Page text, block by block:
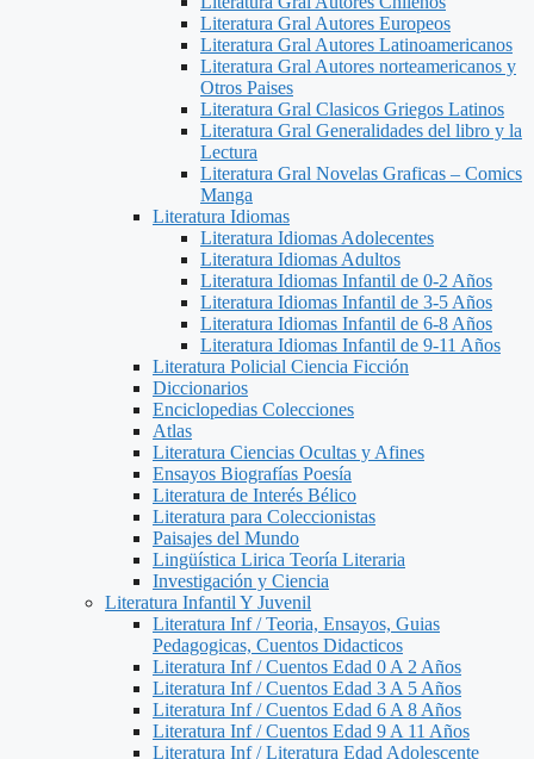
Literatura Gral Autores Europeos
Literatura Gral Autores Latinoamericanos
Literatura Gral Autores norteamericanos y
Otros Paises
Literatura Gral Clasicos Griegos Latinos
Literatura Gral Generalidades del libro y la
Lectura
Literatura Gral Novelas Graficas – Comics
Manga
Literatura Idiomas
Literatura Idiomas Adolecentes
Literatura Idiomas Adultos
Literatura Idiomas Infantil de 0-2 Años
Literatura Idiomas Infantil de 3-5 Años
Literatura Idiomas Infantil de 6-8 Años
Literatura Idiomas Infantil de 9-11 Años
Literatura Policial Ciencia Ficción
Diccionarios
Enciclopedias Colecciones
Atlas
Literatura Ciencias Ocultas y Afines
Ensayos Biografías Poesía
Literatura de Interés Bélico
Literatura para Coleccionistas
Paisajes del Mundo
Lingüística Lirica Teoría Literaria
Investigación y Ciencia
Literatura Infantil Y Juvenil
Literatura Inf / Teoria, Ensayos, Guias
Pedagogicas, Cuentos Didacticos
Literatura Inf / Cuentos Edad 0 A 2 Años
Literatura Inf / Cuentos Edad 3 A 5 Años
Literatura Inf / Cuentos Edad 6 A 8 Años
Literatura Inf / Cuentos Edad 9 A 11 Años
Literatura Inf / Literatura Edad Adolescente